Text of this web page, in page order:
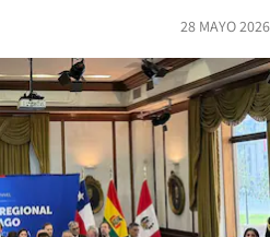
28 MAYO 2026